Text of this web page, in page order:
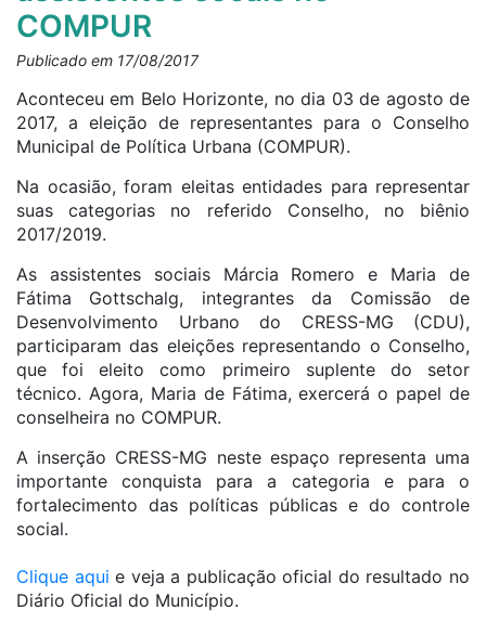
COMPUR
Publicado em 17/08/2017
Aconteceu em Belo Horizonte, no dia 03 de agosto de
2017, a eleição de representantes para o Conselho
Municipal de Política Urbana (COMPUR).
Na ocasião, foram eleitas entidades para representar
suas categorias no referido Conselho, no biênio
2017/2019.
As assistentes sociais Márcia Romero e Maria de
Fátima Gottschalg, integrantes da Comissão de
Desenvolvimento Urbano do CRESS-MG (CDU),
participaram das eleições representando o Conselho,
que foi eleito como primeiro suplente do setor
técnico. Agora, Maria de Fátima, exercerá o papel de
conselheira no COMPUR.
A inserção CRESS-MG neste espaço representa uma
importante conquista para a categoria e para o
fortalecimento das políticas públicas e do controle
social.
Clique aqui e veja a publicação oficial do resultado no
Diário Oficial do Município.